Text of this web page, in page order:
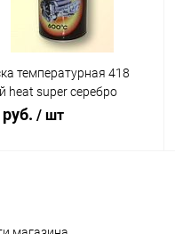
температурная 418
heat super серебро
BODY/ шт